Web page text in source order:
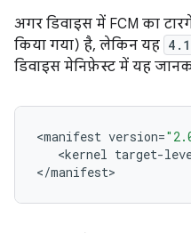
अगर डिवाइस में FCM का
किया गया) है, लेकिन यह
डिवाइस मेनिफ़ेस्ट में यह
<manifest version=
<kernel target-
</manifest>